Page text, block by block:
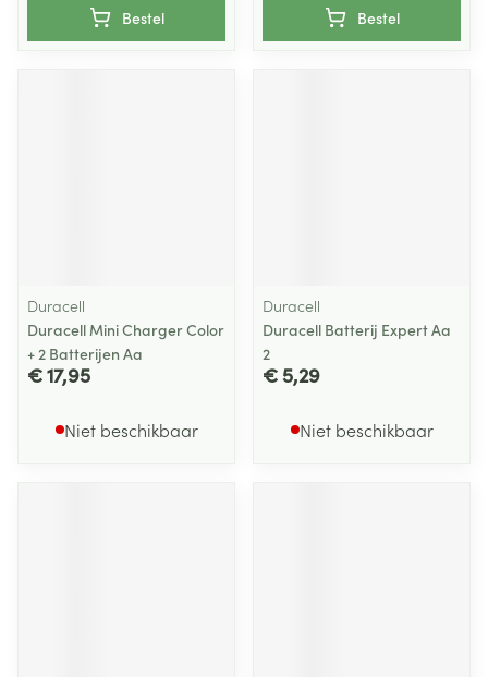
Bestel Bestel
Duracell
Duracell Mini Charger Color
+ 2 Batterijen Aa
€ 17,95
Niet beschikbaar
Duracell
Duracell Batterij Expert Aa
2
€ 5,29
Niet beschikbaar